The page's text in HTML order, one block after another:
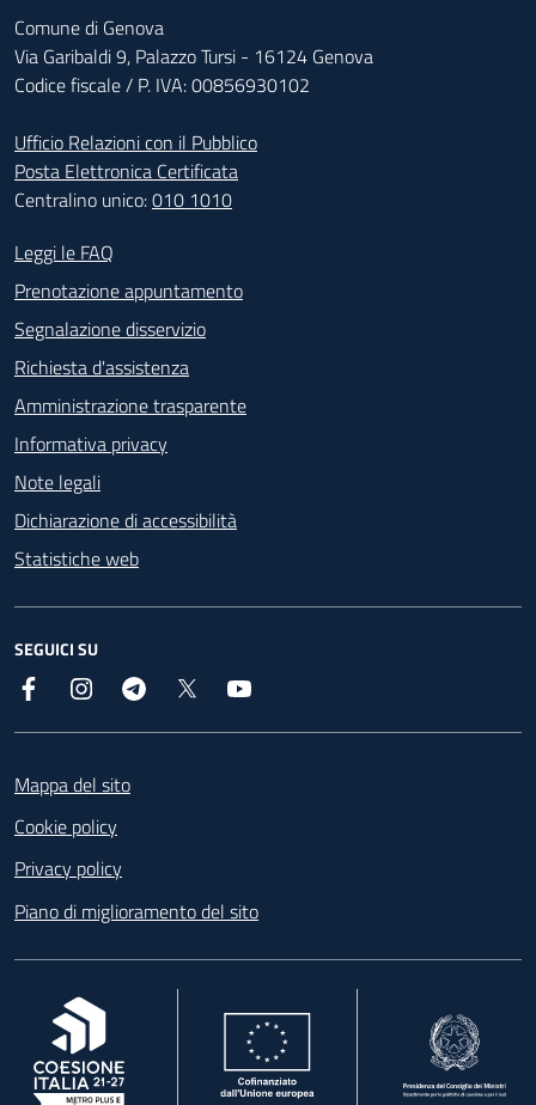
Comune di Genova
Via Garibaldi 9, Palazzo Tursi - 16124 Genova
Codice fiscale / P. IVA: 00856930102
Ufficio Relazioni con il Pubblico
Posta Elettronica Certificata
Centralino unico:010 1010
Footer - Contatti
Leggi le FAQ
Prenotazione appuntamento
Segnalazione disservizio
Richiesta d'assistenza
Amministrazione trasparente
Informativa privacy
Note legali
Dichiarazione di accessibilità
Statistiche web
SEGUICI SU
Facebook InstagramTelegram
Mappa del sito
Cookie policy
Privacy policy
Piano di miglioramento del sito
, apre in una nuova scheda